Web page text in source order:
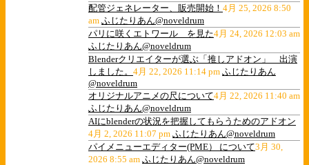
配管ジェネレーター、販売開始！ 4月 25, 2026 8:50
am ふじたりあん@noveldrum
パリに咲くエトワール を見た4月 24, 2026 12:03 am
ふじたりあん@noveldrum
Blenderクリエイターが選ぶ「推しアドオン」 出演
しました。 4月 22, 2026 11:14 pm ふじたりあん
@noveldrum
オリジナルアニメの尺について4月 22, 2026 11:40 am
ふじたりあん@noveldrum
AIにblenderの状況を把握してもらうためのアドオン
4月 2, 2026 11:07 pm ふじたりあん@noveldrum
パイメニューエディター(PME） について3月 30,
2026 8:55 am ふじたりあん@noveldrum